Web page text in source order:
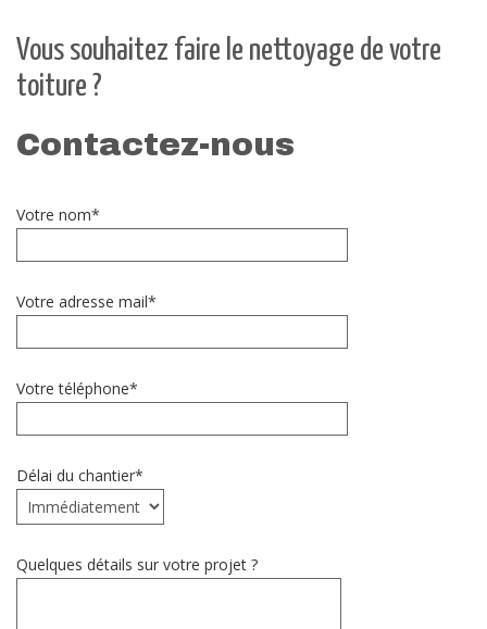
Vous souhaitez faire le nettoyage de votre
toiture ?
Contactez-nous
Votre nom*
Votre adresse mail*
Votre téléphone*
Délai du chantier*
Quelques détails sur votre projet ?